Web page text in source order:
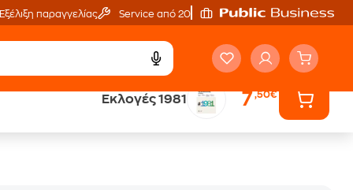
Εξέλιξη παραγγελίας Service από 20'
Εκλογές 1981 7,50€
Έλα στον κόσμο